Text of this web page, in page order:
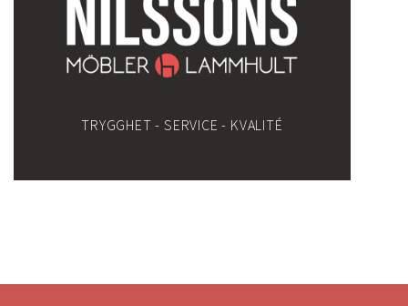
TRYGGHET - SERVICE - KVALITÉ